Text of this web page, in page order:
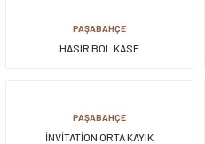
PAŞABAHÇE
HASIR BOL KASE
PAŞABAHÇE
İNVİTATİON ORTA KAYIK